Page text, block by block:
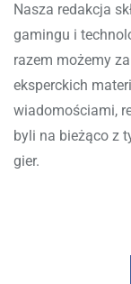
Nasza redakcja
gamingu i
razem możemy
eksperckich
wiadomościami,
byli na bieżąco z
gier.